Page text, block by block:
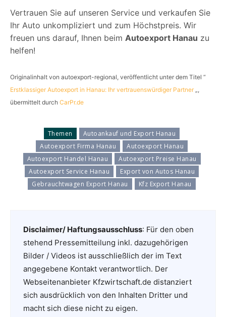
Vertrauen Sie auf unseren Service und verkaufen Sie
Ihr Auto unkompliziert und zum Höchstpreis. Wir
freuen uns darauf, Ihnen beim Autoexport Hanau zu
helfen!
Originalinhalt von autoexport-regional, veröffentlicht unter dem Titel “
Erstklassiger Autoexport in Hanau: Ihr vertrauenswürdiger Partner
übermittelt durch CarPr.de
Themen
Autoankauf und Export Hanau
Autoexport Firma Hanau
Autoexport Hanau
Autoexport Handel Hanau
Autoexport Preise Hanau
Autoexport Service Hanau
Export von Autos Hanau
Gebrauchtwagen Export Hanau
Kfz Export Hanau
Disclaimer/ Haftungsausschluss: Für den oben
stehend Pressemitteilung inkl. dazugehörigen
Bilder / Videos ist ausschließlich der im Text
angegebene Kontakt verantwortlich. Der
Webseitenanbieter Kfzwirtschaft.de distanziert
sich ausdrücklich von den Inhalten Dritter und
macht sich diese nicht zu eigen.